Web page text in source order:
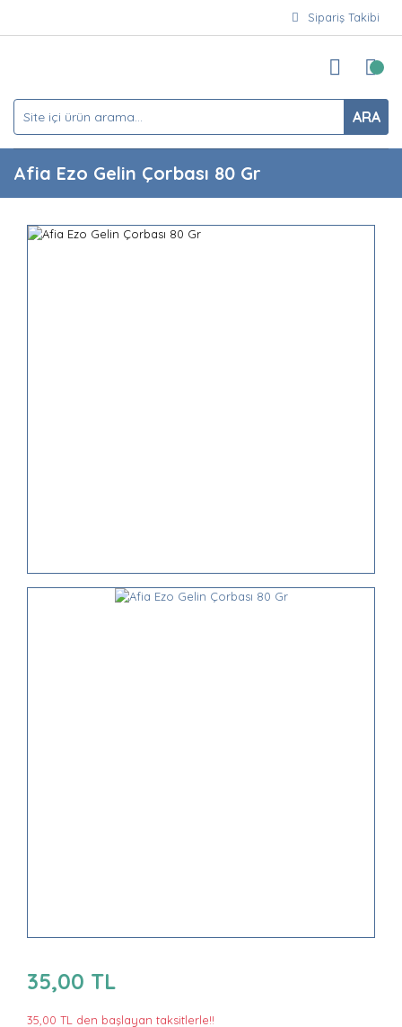
Sipariş Takibi
ARA
Afia Ezo Gelin Çorbası 80 Gr
35,00 TL
35,00 TL den başlayan taksitlerle!!